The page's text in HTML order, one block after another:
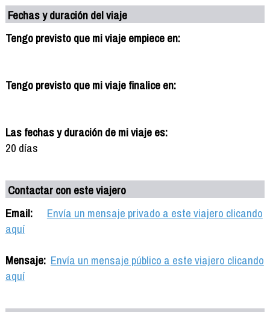
Fechas y duración del viaje
Tengo previsto que mi viaje empiece en:
Tengo previsto que mi viaje finalice en:
Las fechas y duración de mi viaje es:
20 días
Contactar con este viajero
Email:
Envía un mensaje privado a este viajero clicando
aquí
Mensaje: Envía un mensaje público a este viajero clicando
aquí